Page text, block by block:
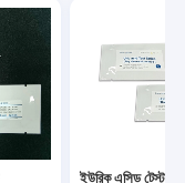
ইউরিক এসিড টেস্ট কিট